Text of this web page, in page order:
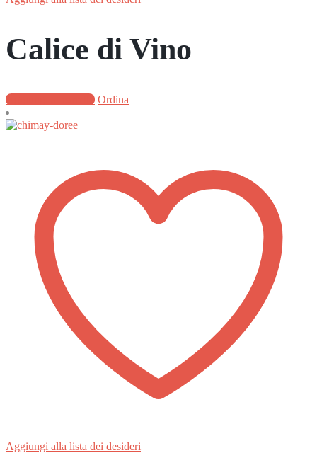
Calice di Vino
Aggiungi al carrello Ordina
Aggiungi alla lista dei desideri